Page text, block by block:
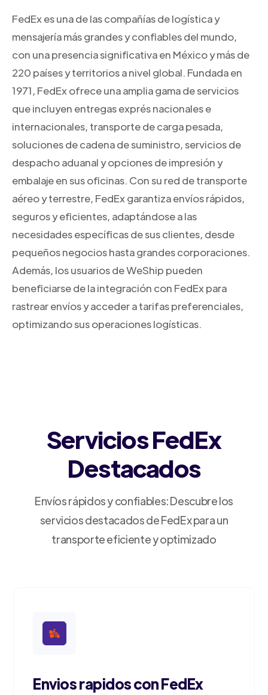
FedEx es una de las compañías de logística y
mensajería más grandes y confiables del mundo,
con una presencia significativa en México y más de
220 países y territorios a nivel global. Fundada en
1971, FedEx ofrece una amplia gama de servicios
que incluyen entregas exprés nacionales e
internacionales, transporte de carga pesada,
soluciones de cadena de suministro, servicios de
despacho aduanal y opciones de impresión y
embalaje en sus oficinas. Con su red de transporte
aéreo y terrestre, FedEx garantiza envíos rápidos,
seguros y eficientes, adaptándose a las
necesidades específicas de sus clientes, desde
pequeños negocios hasta grandes corporaciones.
Además, los usuarios de WeShip pueden
beneficiarse de la integración con FedEx para
rastrear envíos y acceder a tarifas preferenciales,
optimizando sus operaciones logísticas.
Servicios FedEx
Destacados
Envíos rápidos y confiables: Descubre los
servicios destacados de FedEx para un
transporte eficiente y optimizado
Envios rapidos con FedEx